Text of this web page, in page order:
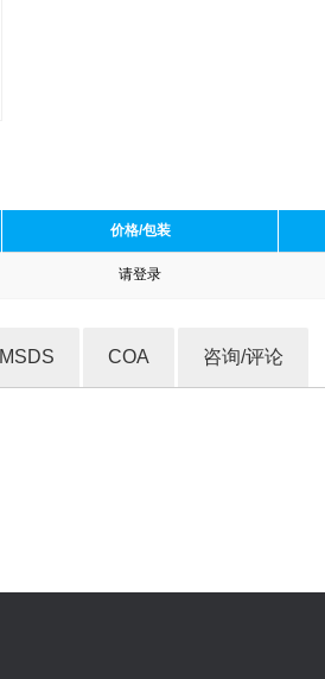
价格/包装
请登录
MSDS COA 咨询/评论